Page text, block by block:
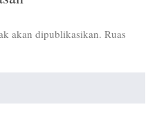
akan dipublikasikan. Ruas